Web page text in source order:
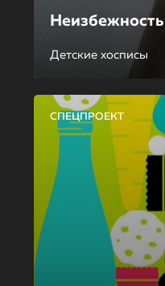
Детские хосписы
СПЕЦПРОЕКТ